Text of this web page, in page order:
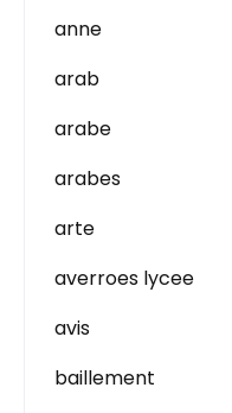
anne
arab
arabe
arabes
arte
averroes lycee
avis
baillement